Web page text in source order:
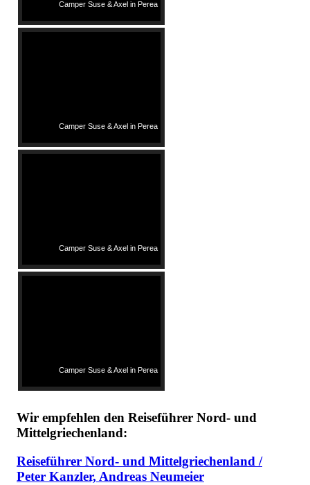
Camper Suse & Axel in Perea
Camper Suse & Axel in Perea
Camper Suse & Axel in Perea
Camper Suse & Axel in Perea
Wir empfehlen den Reiseführer Nord- und
Mittelgriechenland:
Reiseführer Nord- und Mittelgriechenland /
Peter Kanzler, Andreas Neumeier